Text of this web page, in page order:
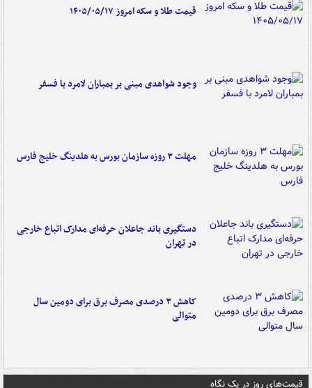
قیمت طلا و سکه امروز ۱۴۰۵/۰۵/۱۷
وجود شواهدی مبنی بر بمباران لامرد با فسفر
مهلت ۳ روزه سازمان بورس به هلدینگ خلیج فارس
دستگیری باند جاعلان حرفه‌ای مدارک اتباع خارجی
در تهران
کاهش ۳ درصدی مصرف برق برای دومین سال
متوالی
قیمت‌های روز در یک نگاه